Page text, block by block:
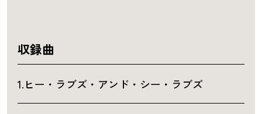
収録曲
1.ヒー・ラブズ・アンド・シー・ラブズ